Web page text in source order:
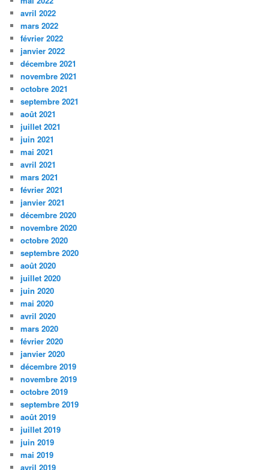
avril 2022
mars 2022
février 2022
janvier 2022
décembre 2021
novembre 2021
octobre 2021
septembre 2021
août 2021
juillet 2021
juin 2021
mai 2021
avril 2021
mars 2021
février 2021
janvier 2021
décembre 2020
novembre 2020
octobre 2020
septembre 2020
août 2020
juillet 2020
juin 2020
mai 2020
avril 2020
mars 2020
février 2020
janvier 2020
décembre 2019
novembre 2019
octobre 2019
septembre 2019
août 2019
juillet 2019
juin 2019
mai 2019
avril 2019